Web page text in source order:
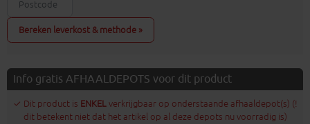
Bereken leverkost & methode »
Info gratis AFHAALDEPOTS voor dit product
✓ Dit product is ENKELverkrijgbaar op onderstaande afhaaldepot(s) (!
dit betekent niet dat het artikel op al deze depots nu voorradig is)